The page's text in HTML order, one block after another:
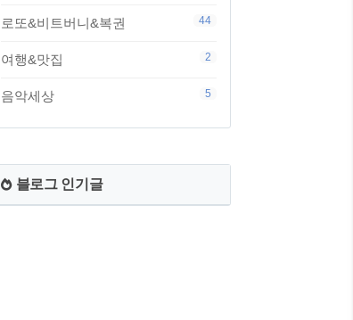
로또&비트버니&복권 44
여행&맛집 2
음악세상 5
블로그 인기글